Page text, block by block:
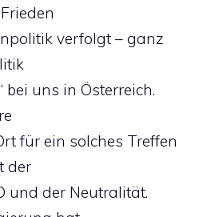
verfolgt – ganz
bei uns in Österreich.
für ein solches Treffen
der
und der Neutralität.